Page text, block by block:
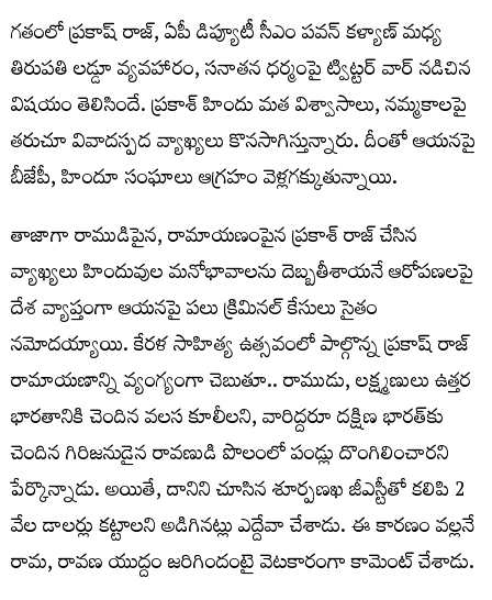
గతంలో ప్రకాష్ రాజ్, ఏపీ డిప్యూటీ సీఎం పవన్ కళ్యాణ్ మధ్య
తిరుపతి లడ్డూ వ్యవహారం, సనాతన ధర్మంపై ట్విట్టర్ వార్ నడిచిన
విషయం తెలిసిందే. ప్రకాశ్ హిందు మత విశ్వాసాలు, నమ్మకాలపై
తరుచూ వివాదస్పద వ్యాఖ్యలు కొనసాగిస్తున్నారు. దీంతో ఆయనపై
బీజేపీ, హిందూ సంఘాలు ఆగ్రహం వెళ్లగక్కుతున్నాయి.
తాజాగా రాముడిపైన, రామాయణంపైన ప్రకాశ్ రాజ్ చేసిన
వ్యాఖ్యలు హిందువుల మనోభావాలను దెబ్బతీశాయనే ఆరోపణలపై
దేశ వ్యాప్తంగా ఆయనపై పలు క్రిమినల్ కేసులు సైతం
నమోదయ్యాయి. కేరళ సాహిత్య ఉత్సవంలో పాల్గొన్న ప్రకాష్ రాజ్
రామాయణాన్ని వ్యంగ్యంగా చెబుతూ.. రాముడు, లక్ష్మణులు ఉత్తర
భారతానికి చెందిన వలస కూలీలని, వారిద్దరూ దక్షిణ భారత్‌కు
చెందిన గిరిజనుడైన రావణుడి పొలంలో పండ్లు దొంగిలించారని
పేర్కొన్నాడు. అయితే, దానిని చూసిన శూర్పణఖ జీఎస్టీతో కలిపి 2
వేల డాలర్లు కట్టాలని అడిగినట్లు ఎద్దేవా చేశాడు. ఈ కారణం వల్లనే
రామ, రావణ యుద్దం జరిగిందంటై వెటకారంగా కామెంట్‌ చేశాడు.